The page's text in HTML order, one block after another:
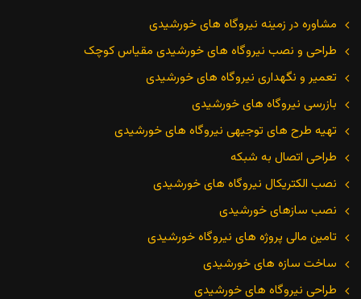
مشاوره در زمینه نیروگاه های خورشیدی
طراحی و نصب نیروگاه های خورشیدی مقیاس کوچک
تعمیر و نگهداری نیروگاه های خورشیدی
بازرسی نیروگاه های خورشیدی
تهیه طرح های توجیهی نیروگاه های خورشیدی
طراحی اتصال به شبکه
نصب الکتریکال نیروگاه های خورشیدی
نصب سازهای خورشیدی
تامین مالی پروژه های نیروگاه خورشیدی
ساخت سازه های خورشیدی
طراحی نیروگاه های خورشیدی